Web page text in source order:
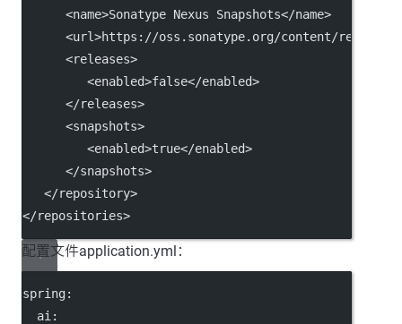
      <
name>Sonatype Nexus Snapshots</name>
      <
url>https://oss.sonatype.org/content/
      <
releases>
         <
enabled>false</enabled>
      </
releases>
      <
snapshots>
         <
enabled>true</enabled>
      </
snapshots>
   </
repository>
</repositories>
配置文件application.yml：
spring:
ai :